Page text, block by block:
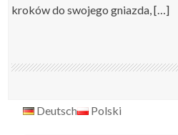
kroków do swojego gniazda, […]
Deutsch Polski